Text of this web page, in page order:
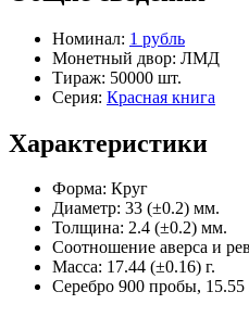
Номинал: 1 рубль
Монетный двор: ЛМД
Тираж: 50000 шт.
Серия: Красная книга
Характеристики
Форма: Круг
Диаметр: 33 (±0.2) мм.
Толщина: 2.4 (±0.2) мм.
Соотношение аверса и
Масса: 17.44 (±0.16) г.
Серебро 900 пробы, 15.55